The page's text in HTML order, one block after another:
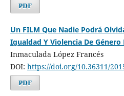
PDF
Un FILM Que Nadie Podrá
Igualdad Y Violencia De Género
Inmaculada López Francés
DOI: https://doi.org/10.36311/
PDF